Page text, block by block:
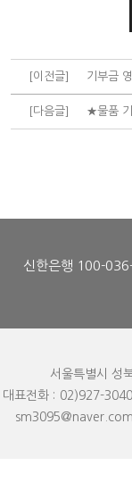
[이전글] 기부금
[다음글] ★물품
신한은행 100-
서울특별시 성
대표전화 : 02)927-3040
sm3095@naver.com